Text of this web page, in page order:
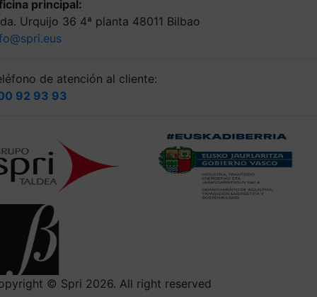
principal:
Urquijo 36 4ª planta 48011 Bilbao
de atención al cliente:
92 93 93
© Spri 2026. All right reserved